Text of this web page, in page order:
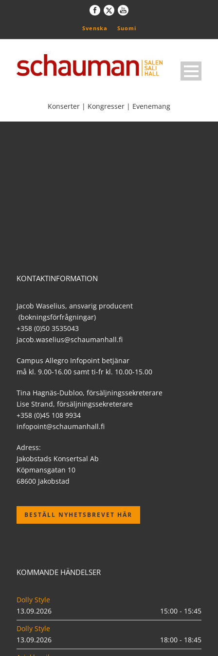
Svenska Suomi
Konserter | Kongresser | Evenemang
KONTAKTINFORMATION
Jacob Waselius, ansvarig producent
(bokningsförfrågningar)
+358 (0)50 3535043
jacob.waselius@schaumanhall.fi
Campus Allegro Infopoint betjänar
må kl. 9.00-16.00 samt ti-fr kl. 10.00-15.00
Tina Hagnäs-Dubloo, försäljningssekreterare
Lise Strand, försäljningssekreterare
+358 (0)45 108 9934
infopoint@schaumanhall.fi
Adress:
Jakobstads Konsertsal Ab
Köpmansgatan 10
68600 Jakobstad
BESTÄLL NYHETSBREVET HÄR
KOMMANDE HÄNDELSER
Dolly Style
13.09.2026
15:00 - 15:45
Dolly Style
13.09.2026
18:00 - 18:45